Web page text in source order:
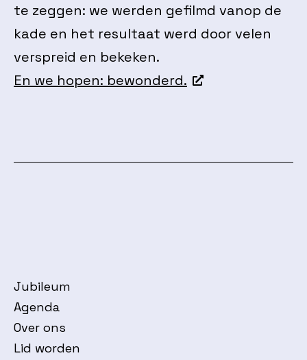
te zeggen: we werden gefilmd vanop de
kade en het resultaat werd door velen
verspreid en bekeken.
En we hopen: bewonderd.
Jubileum
Agenda
Over ons
Lid worden